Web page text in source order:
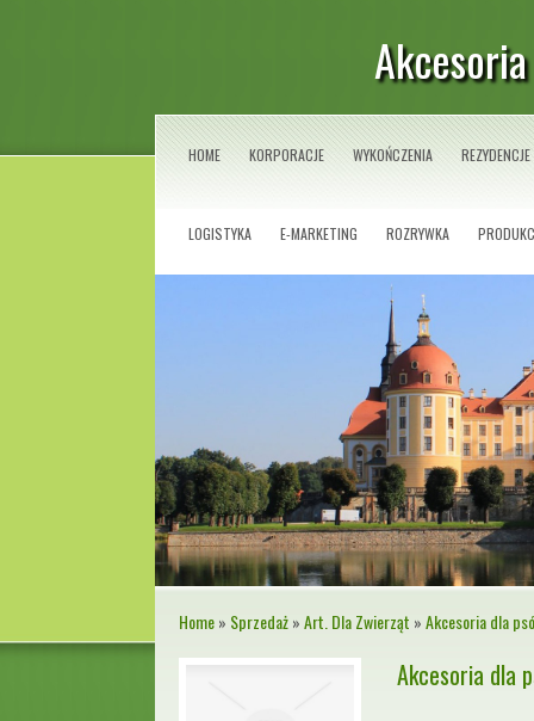
HOME KORPORACJE WYKOŃCZENIA REZYDENCJE
LOGISTYKA E-MARKETING ROZRYWKA
Home» Sprzedaż»Art. Dla Zwierząt »Akcesoria dla
Akcesoria dla